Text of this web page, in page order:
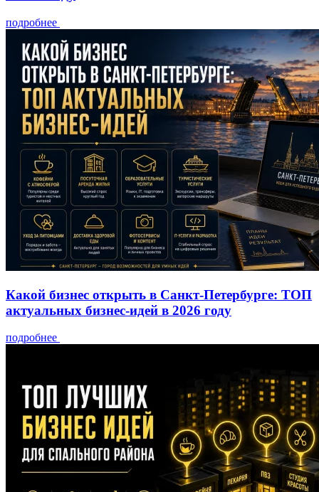
подробнее
Какой бизнес открыть в Санкт-Петербурге: ТОП
актуальных бизнес-идей в 2026 году
подробнее